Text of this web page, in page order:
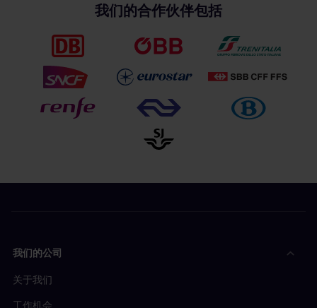
我们的合作伙伴包括
我们的公司
关于我们